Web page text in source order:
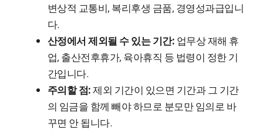
변상적 교통비, 복리후생 금품, 경영성과급입니
다.
산정에서 제외될 수 있는 기간: 업무상 재해 휴
업, 출산전후휴가, 육아휴직 등 법령이 정한 기
간입니다.
주의할 점:제외 기간이 있으면 기간과 그 기간
의 임금을 함께 빼야 하므로 분모만 임의로 바
꾸면 안 됩니다.